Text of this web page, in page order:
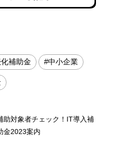
補助金 #中小企業
助対象者チェック！IT導入補
金2023案内